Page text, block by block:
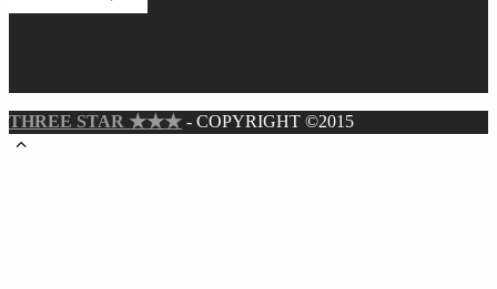
THREE STAR ★★★ - COPYRIGHT ©2015